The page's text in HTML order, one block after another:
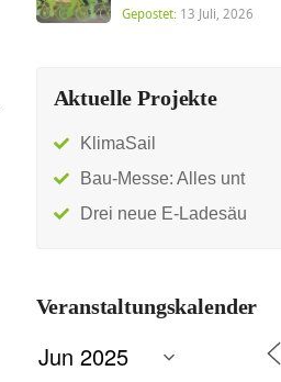
Gepostet:13 Juli, 2026
Aktuelle Projekte
KlimaSail
Bau-Messe: Alles unt
Drei neue E-Ladesäu
Veranstaltungskalender